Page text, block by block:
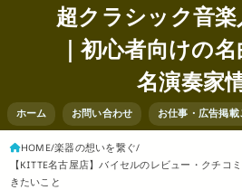
超クラシック音
｜初心者向けの
名演奏家
ホーム お問い合わせ お仕事・広告掲
HOME 楽器の想いを繋ぐ
【KITTE名古屋店】バイセルのレビュー・クチコ
きたいこと